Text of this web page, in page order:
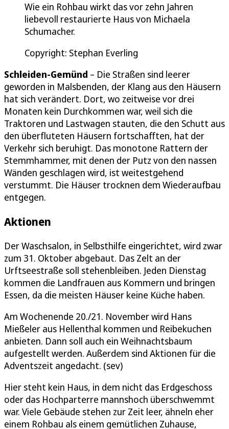
Wie ein Rohbau wirkt das vor zehn Jahren
liebevoll restaurierte Haus von Michaela
Schumacher.
Copyright: Stephan Everling
Schleiden-Gemünd – Die Straßen sind leerer
geworden in Malsbenden, der Klang aus den Häusern
hat sich verändert. Dort, wo zeitweise vor drei
Monaten kein Durchkommen war, weil sich die
Traktoren und Lastwagen stauten, die den Schutt aus
den überfluteten Häusern fortschafften, hat der
Verkehr sich beruhigt. Das monotone Rattern der
Stemmhammer, mit denen der Putz von den nassen
Wänden geschlagen wird, ist weitestgehend
verstummt. Die Häuser trocknen dem Wiederaufbau
entgegen.
Aktionen
Der Waschsalon, in Selbsthilfe eingerichtet, wird zwar
zum 31. Oktober abgebaut. Das Zelt an der
Urftseestraße soll stehenbleiben. Jeden Dienstag
kommen die Landfrauen aus Kommern und bringen
Essen, da die meisten Häuser keine Küche haben.
Am Wochenende 20./21. November wird Hans
Mießeler aus Hellenthal kommen und Reibekuchen
anbieten. Dann soll auch ein Weihnachtsbaum
aufgestellt werden. Außerdem sind Aktionen für die
Adventszeit angedacht. (sev)
Hier steht kein Haus, in dem nicht das Erdgeschoss
oder das Hochparterre mannshoch überschwemmt
war. Viele Gebäude stehen zur Zeit leer, ähneln eher
einem Rohbau als einem gemütlichen Zuhause,